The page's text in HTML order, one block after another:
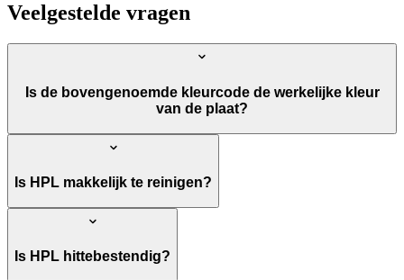
Veelgestelde vragen
Is de bovengenoemde kleurcode de werkelijke kleur
van de plaat?
Is HPL makkelijk te reinigen?
Is HPL hittebestendig?